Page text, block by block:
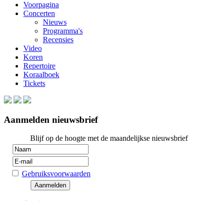
Voorpagina
Concerten
Nieuws
Programma's
Recensies
Video
Koren
Repertoire
Koraalboek
Tickets
Aanmelden nieuwsbrief
Blijf op de hoogte met de maandelijkse nieuwsbrief
Gebruiksvoorwaarden